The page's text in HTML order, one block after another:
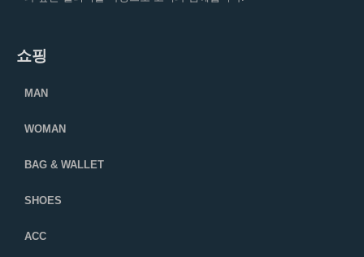
쇼핑
MAN
WOMAN
BAG & WALLET
SHOES
ACC